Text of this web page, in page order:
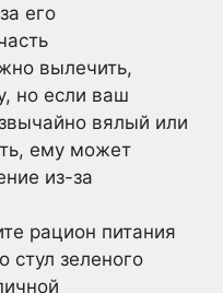
его
вылечить,
но если ваш
вялый или
ему может
из-за
рацион питания
стул зеленого